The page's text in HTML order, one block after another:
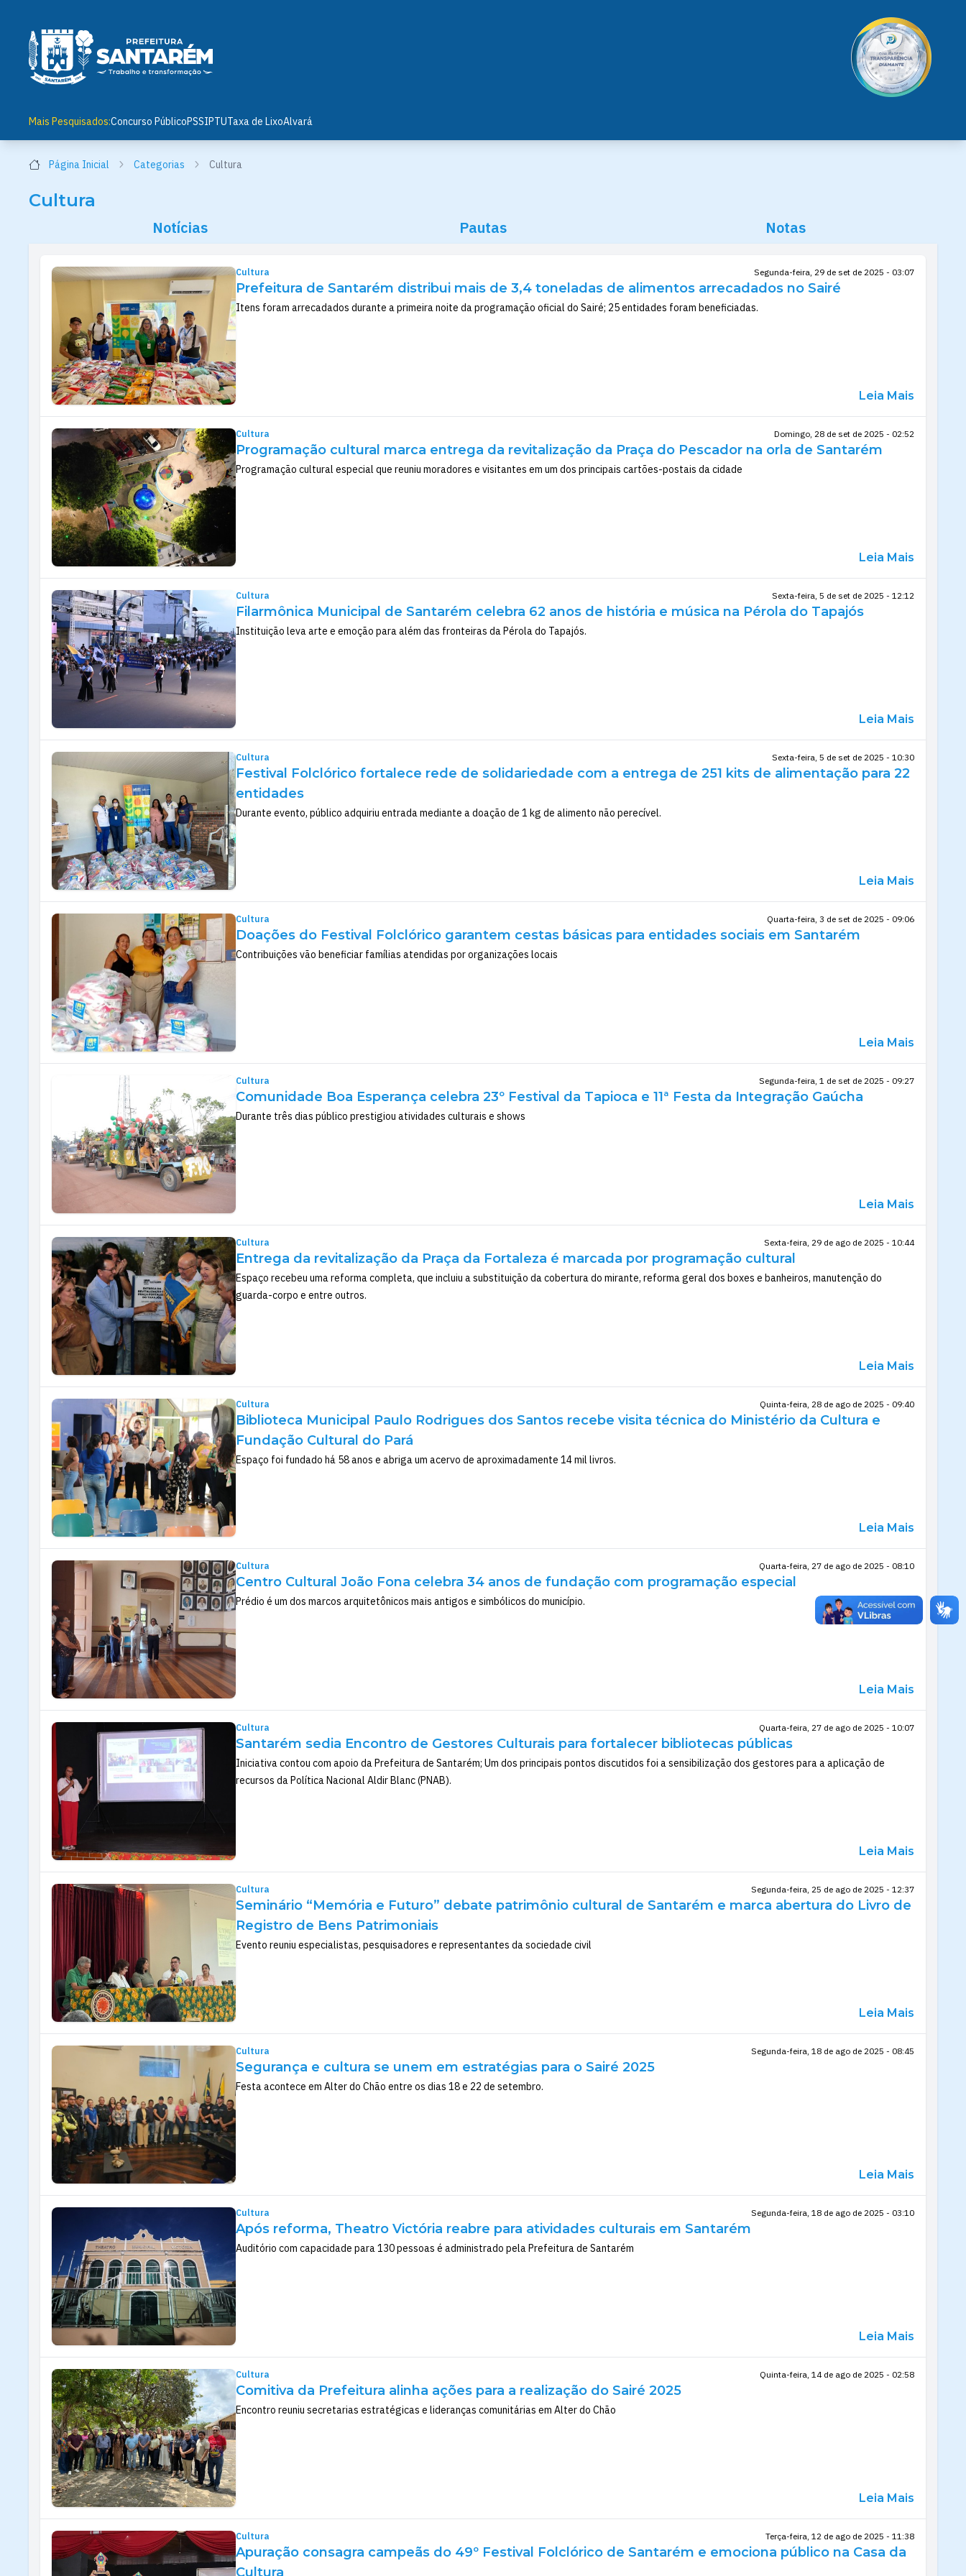
Mais Pesquisados:Concurso PúblicoPSSIPTUTaxa de LixoAlvará
Página Inicial Categorias Cultura
Cultura
Notícias Pautas Notas
Cultura Segunda-feira, 29 de set de 2025 - 03:07
Prefeitura de Santarém distribui mais de 3,4 toneladas de alimentos arrecadados no Sairé
Itens foram arrecadados durante a primeira noite da programação oficial do Sairé; 25 entidades foram beneficiadas.
Leia Mais
Cultura Domingo, 28 de set de 2025 - 02:52
Programação cultural marca entrega da revitalização da Praça do Pescador na orla de Santarém
Programação cultural especial que reuniu moradores e visitantes em um dos principais cartões-postais da cidade
Leia Mais
Cultura Sexta-feira, 5 de set de 2025 - 12:12
Filarmônica Municipal de Santarém celebra 62 anos de história e música na Pérola do Tapajós
Instituição leva arte e emoção para além das fronteiras da Pérola do Tapajós.
Leia Mais
Cultura Sexta-feira, 5 de set de 2025 - 10:30
Festival Folclórico fortalece rede de solidariedade com a entrega de 251 kits de alimentação para 22
entidades
Durante evento, público adquiriu entrada mediante a doação de 1 kg de alimento não perecível.
Leia Mais
Cultura Quarta-feira, 3 de set de 2025 - 09:06
Doações do Festival Folclórico garantem cestas básicas para entidades sociais em Santarém
Contribuições vão beneficiar famílias atendidas por organizações locais
Leia Mais
Cultura Segunda-feira, 1 de set de 2025 - 09:27
Comunidade Boa Esperança celebra 23º Festival da Tapioca e 11ª Festa da Integração Gaúcha
Durante três dias público prestigiou atividades culturais e shows
Leia Mais
Cultura Sexta-feira, 29 de ago de 2025 - 10:44
Entrega da revitalização da Praça da Fortaleza é marcada por programação cultural
Espaço recebeu uma reforma completa, que incluiu a substituição da cobertura do mirante, reforma geral dos boxes e banheiros, manutenção do
guarda-corpo e entre outros.
Leia Mais
Cultura Quinta-feira, 28 de ago de 2025 - 09:40
Biblioteca Municipal Paulo Rodrigues dos Santos recebe visita técnica do Ministério da Cultura e
Fundação Cultural do Pará
Espaço foi fundado há 58 anos e abriga um acervo de aproximadamente 14 mil livros.
Leia Mais
Cultura Quarta-feira, 27 de ago de 2025 - 08:10
Centro Cultural João Fona celebra 34 anos de fundação com programação especial
Prédio é um dos marcos arquitetônicos mais antigos e simbólicos do município.
Leia Mais
Cultura Quarta-feira, 27 de ago de 2025 - 10:07
Santarém sedia Encontro de Gestores Culturais para fortalecer bibliotecas públicas
Iniciativa contou com apoio da Prefeitura de Santarém; Um dos principais pontos discutidos foi a sensibilização dos gestores para a aplicação de
recursos da Política Nacional Aldir Blanc (PNAB).
Leia Mais
Cultura Segunda-feira, 25 de ago de 2025 - 12:37
Seminário “Memória e Futuro” debate patrimônio cultural de Santarém e marca abertura do Livro de
Registro de Bens Patrimoniais
Evento reuniu especialistas, pesquisadores e representantes da sociedade civil
Leia Mais
Cultura Segunda-feira, 18 de ago de 2025 - 08:45
Segurança e cultura se unem em estratégias para o Sairé 2025
Festa acontece em Alter do Chão entre os dias 18 e 22 de setembro.
Leia Mais
Cultura Segunda-feira, 18 de ago de 2025 - 03:10
Após reforma, Theatro Victória reabre para atividades culturais em Santarém
Auditório com capacidade para 130 pessoas é administrado pela Prefeitura de Santarém
Leia Mais
Cultura Quinta-feira, 14 de ago de 2025 - 02:58
Comitiva da Prefeitura alinha ações para a realização do Sairé 2025
Encontro reuniu secretarias estratégicas e lideranças comunitárias em Alter do Chão
Leia Mais
Cultura Terça-feira, 12 de ago de 2025 - 11:38
Apuração consagra campeãs do 49º Festival Folclórico de Santarém e emociona público na Casa da
Cultura